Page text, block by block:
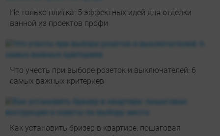
Не только плитка: 5 эффектных идей для отделки
ванной из проектов профи
Что учесть при выборе розеток и выключателей: 6
самых важных критериев
Как установить бризер в квартире: пошаговая